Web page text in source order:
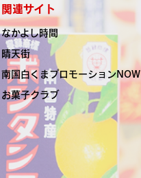
関連サイト
なかよし時間
晴天街
南国白くまプロモーションNOW
お菓子クラブ